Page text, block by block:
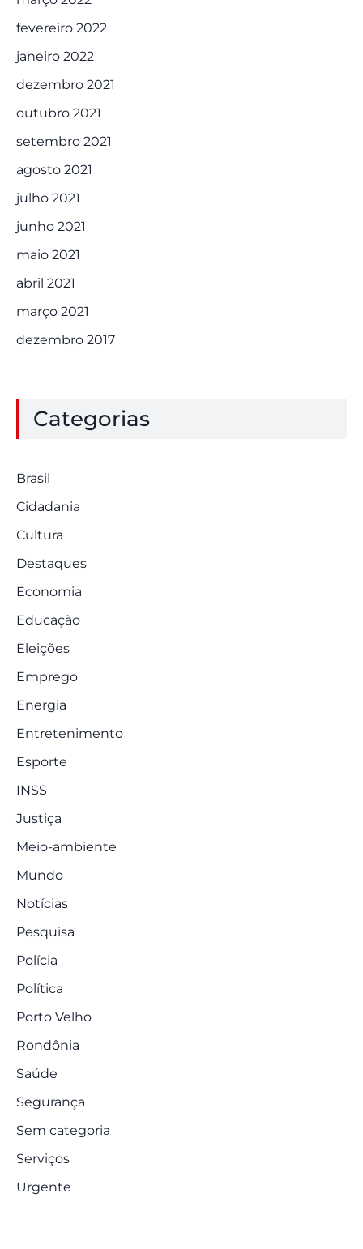
fevereiro 2022
janeiro 2022
dezembro 2021
outubro 2021
setembro 2021
agosto 2021
julho 2021
junho 2021
maio 2021
abril 2021
março 2021
dezembro 2017
Categorias
Brasil
Cidadania
Cultura
Destaques
Economia
Educação
Eleições
Emprego
Energia
Entretenimento
Esporte
INSS
Justiça
Meio-ambiente
Mundo
Notícias
Pesquisa
Polícia
Política
Porto Velho
Rondônia
Saúde
Segurança
Sem categoria
Serviços
Urgente